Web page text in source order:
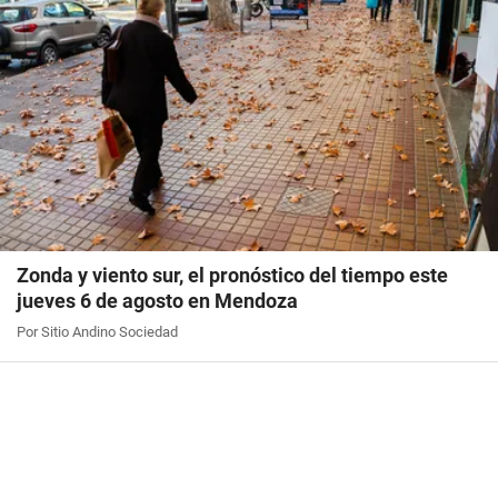
Zonda y viento sur, el pronóstico del tiempo este
jueves 6 de agosto en Mendoza
Por Sitio Andino Sociedad